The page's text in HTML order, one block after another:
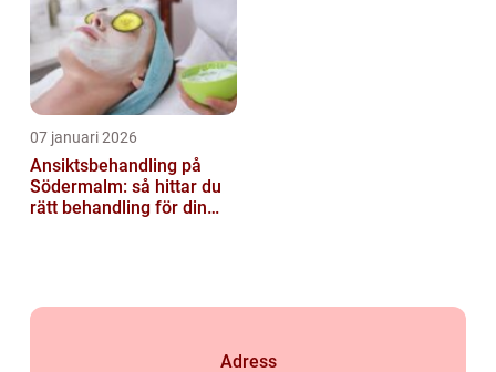
07 januari 2026
Ansiktsbehandling på
Södermalm: så hittar du
rätt behandling för din
Adress